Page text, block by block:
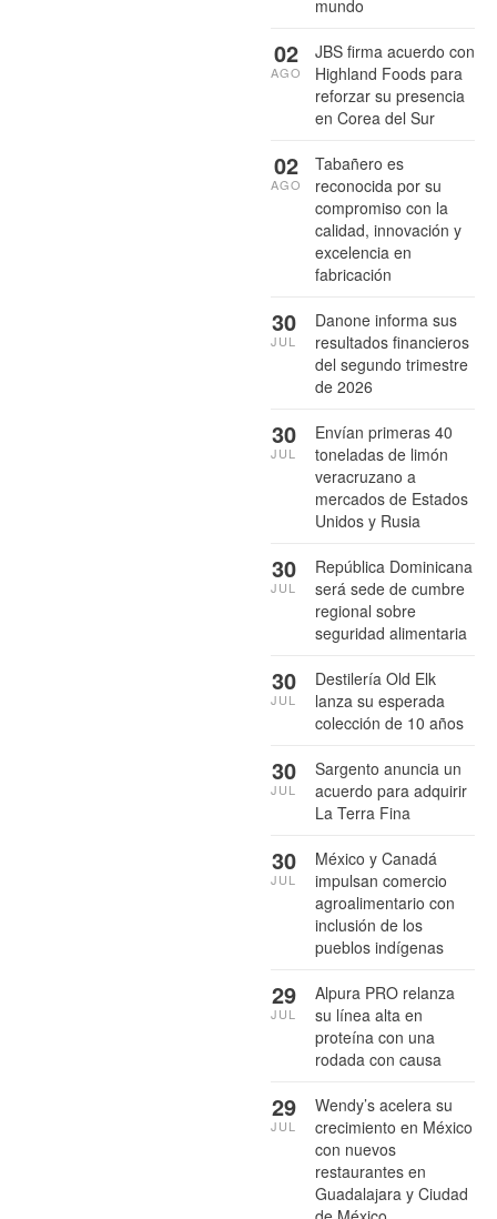
mundo
JBS firma acuerdo con
Highland Foods para
reforzar su presencia
en Corea del Sur
02
AGO
Tabañero es
reconocida por su
compromiso con la
calidad, innovación y
excelencia en
fabricación
02
AGO
Danone informa sus
resultados financieros
del segundo trimestre
de 2026
30
JUL
Envían primeras 40
toneladas de limón
veracruzano a
mercados de Estados
Unidos y Rusia
30
JUL
República Dominicana
será sede de cumbre
regional sobre
seguridad alimentaria
30
JUL
Destilería Old Elk
lanza su esperada
colección de 10 años
30
JUL
Sargento anuncia un
acuerdo para adquirir
La Terra Fina
30
JUL
México y Canadá
impulsan comercio
agroalimentario con
inclusión de los
pueblos indígenas
30
JUL
Alpura PRO relanza
su línea alta en
proteína con una
rodada con causa
29
JUL
Wendy’s acelera su
crecimiento en México
con nuevos
restaurantes en
Guadalajara y Ciudad
29
JUL